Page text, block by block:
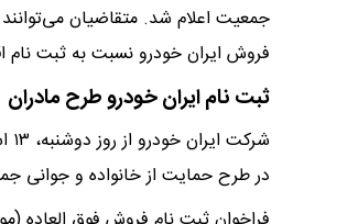
فروش ایران خودرو نسبت به ثبت نام
ثبت نام ایران خودرو طرح مادران
در طرح حمایت از خانواده و جوانی